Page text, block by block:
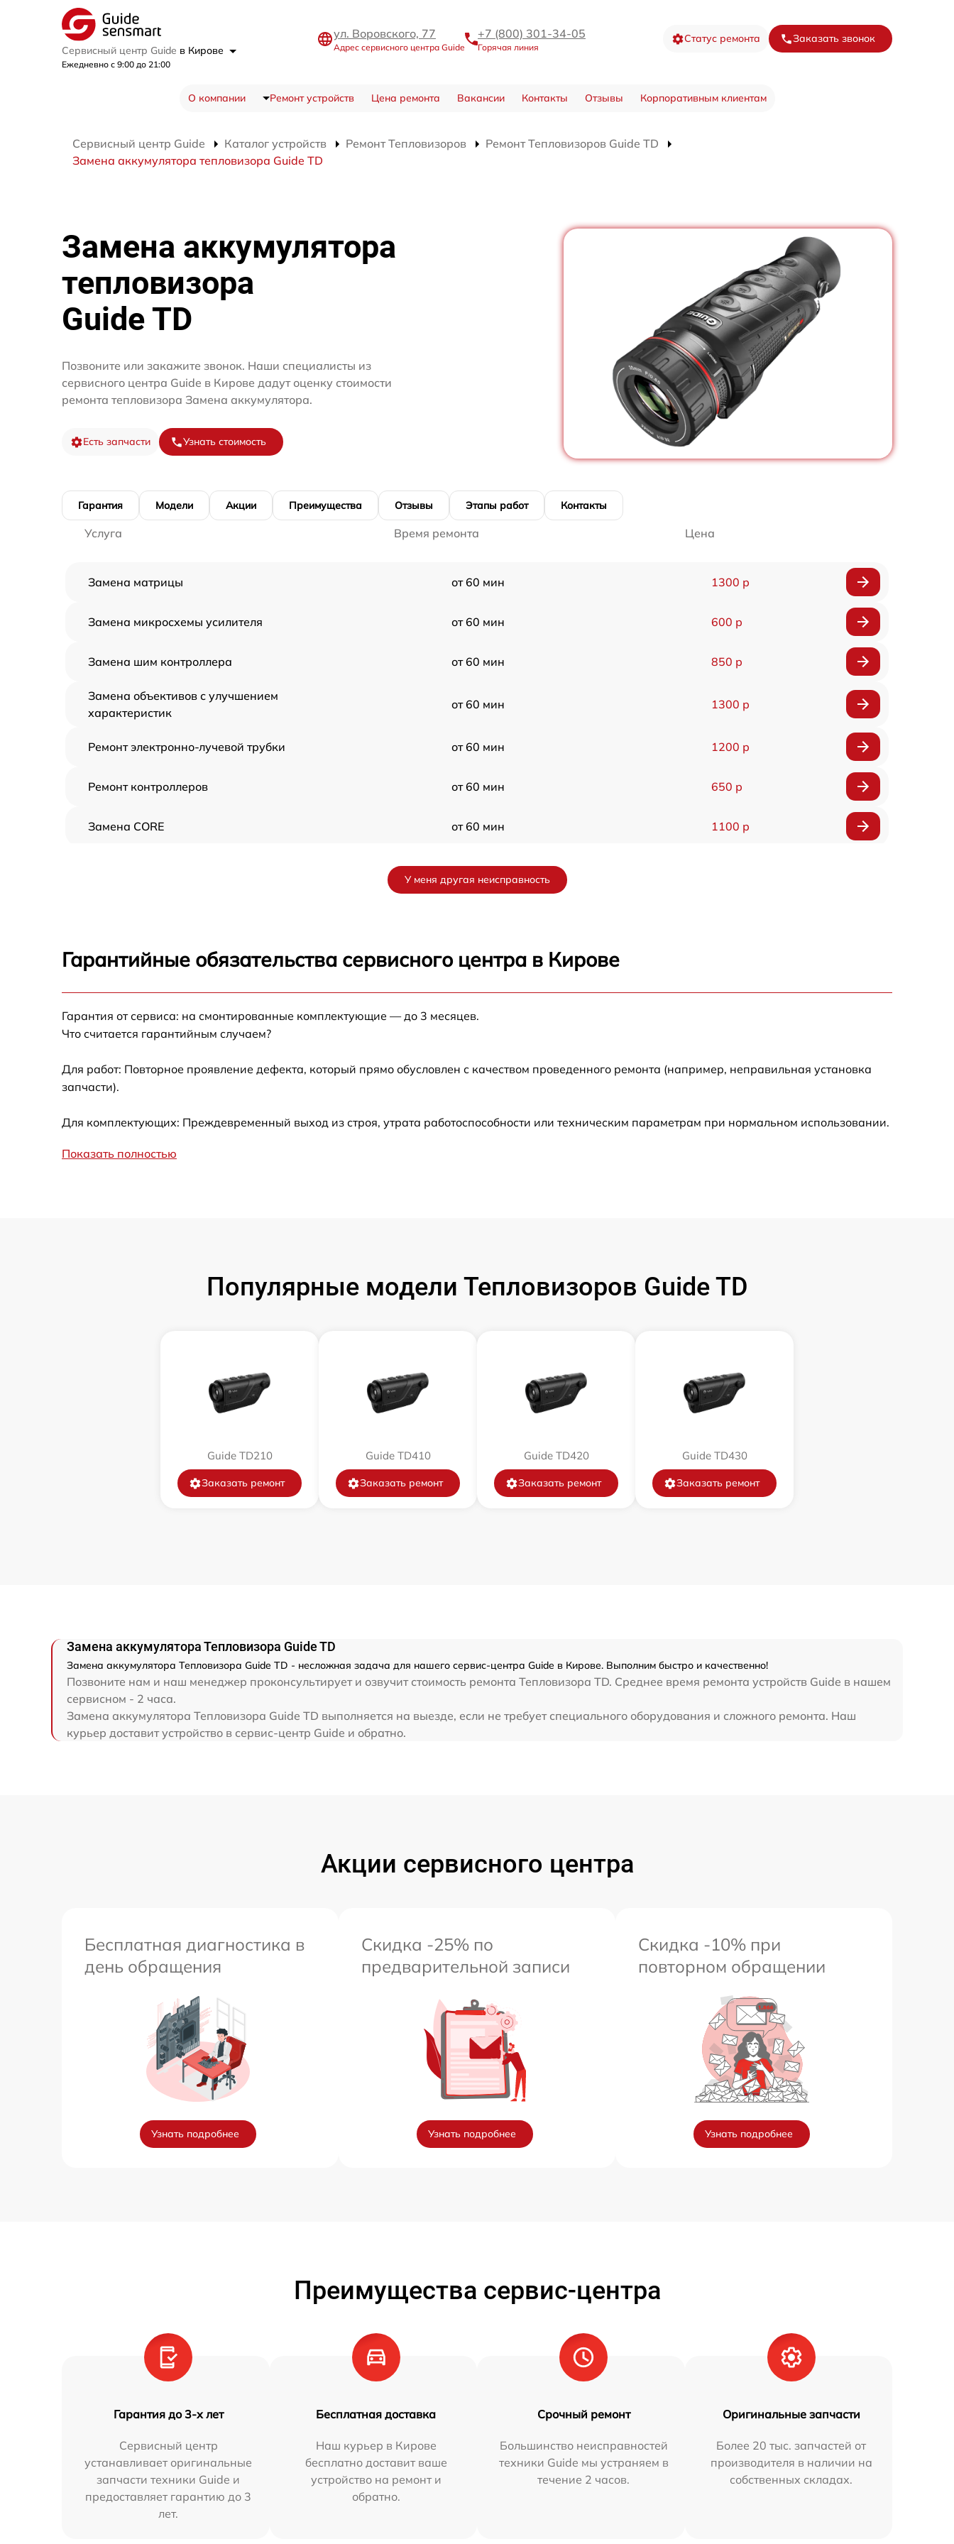
Сервисный центр Guide в Кирове
Ежедневно с 9:00 до 21:00
ул. Воровского, 77
Адрес сервисного центра Guide
+7 (800) 301-34-05
Горячая линия
Статус ремонта Заказать звонок
О компании Ремонт устройств Цена ремонта Вакансии Контакты Отзывы Корпоративным клиентам
Сервисный центр Guide Каталог устройств Ремонт Тепловизоров
Ремонт Тепловизоров Guide TD
Замена аккумулятора тепловизора Guide TD
Замена аккумулятора
тепловизора
Guide TD
Позвоните или закажите звонок. Наши специалисты из
сервисного центра Guide в Кирове дадут оценку стоимости
ремонта тепловизора Замена аккумулятора.
Есть запчасти Узнать стоимость
Гарантия Модели Акции Преимущества Отзывы Этапы работ Контакты
Услуга Время ремонта Цена
Замена матрицы от 60 мин 1300 р
Замена микросхемы усилителя от 60 мин 600 р
Замена шим контроллера от 60 мин 850 р
Замена объективов с улучшением
характеристик
от 60 мин 1300 р
Ремонт электронно-лучевой трубки от 60 мин 1200 р
Ремонт контроллеров от 60 мин 650 р
Замена CORE от 60 мин 1100 р
от 60 мин
Ремонт встроенного дальнометра и
других устройств
Замена микросхемы логики от 60 мин 450 р
Ремонт цепи питания
Прошивка (Обновление ПО) 450 р
Восстановление после попадания влаги от 60 мин 850 р
У меня другая неисправность
Гарантийные обязательства сервисного центра в Кирове
Гарантия от сервиса: на смонтированные комплектующие — до 3 месяцев.
Что считается гарантийным случаем?
Для работ: Повторное проявление дефекта, который прямо обусловлен с качеством проведенного ремонта (например, неправильная установка
запчасти).
Для комплектующих: Преждевременный выход из строя, утрата работоспособности или техническим параметрам при нормальном использовании.
Показать полностью
Популярные модели Тепловизоров Guide TD
Guide TD210
Заказать ремонт
Guide TD410
Заказать ремонт
Guide TD420
Заказать ремонт
Guide TD430
Заказать ремонт
Замена аккумулятора Тепловизора Guide TD
Замена аккумулятора Тепловизора Guide TD - несложная задача для нашего сервис-центра Guide в Кирове. Выполним быстро и качественно!
Позвоните нам и наш менеджер проконсультирует и озвучит стоимость ремонта Тепловизора TD. Среднее время ремонта устройств Guide в нашем
сервисном - 2 часа.
Замена аккумулятора Тепловизора Guide TD выполняется на выезде, если не требует специального оборудования и сложного ремонта. Наш
курьер доставит устройство в сервис-центр Guide и обратно.
Акции сервисного центра
Бесплатная диагностика в
день обращения
Узнать подробнее
Скидка -25% по
предварительной записи
Узнать подробнее
Скидка -10% при
повторном обращении
Узнать подробнее
Преимущества сервис-центра
Гарантия до 3-х лет
Сервисный центр
устанавливает оригинальные
запчасти техники Guide и
предоставляет гарантию до 3
лет.
Бесплатная доставка
Наш курьер в Кирове
бесплатно доставит ваше
устройство на ремонт и
обратно.
Срочный ремонт
Большинство неисправностей
техники Guide мы устраняем в
течение 2 часов.
Оригинальные запчасти
Более 20 тыс. запчастей от
производителя в наличии на
собственных складах.